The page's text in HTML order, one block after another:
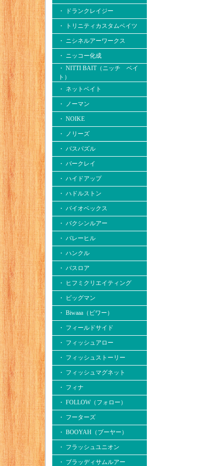
・ ドランクレイジー
・ トリニティカスタムベイツ
・ ニシネルアーワークス
・ ニッコー化成
・ NITTI BAIT（ニッチ ベイ
ト）
・ ネットベイト
・ ノーマン
・ NOIKE
・ ノリーズ
・ バスパズル
・ バークレイ
・ ハイドアップ
・ ハドルストン
・ バイオベックス
・ バクシンルアー
・ バレーヒル
・ ハンクル
・ バスロア
・ ヒフミクリエイティング
・ ビッグマン
・ Biwaaa（ビワー）
・ フィールドサイド
・ フィッシュアロー
・ フィッシュストーリー
・ フィッシュマグネット
・ フィナ
・ FOLLOW（フォロー）
・ フーターズ
・ BOOYAH（ブーヤー）
・ フラッシュユニオン
・ ブラッディサムルアー